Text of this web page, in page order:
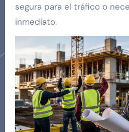
segura para el tráfico o
inmediato.